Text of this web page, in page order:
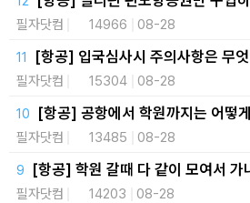
HOT
필자닷컴 14966 08-28
[항공] 입국심사시 주의사항은 무
필자닷컴 15304 08-28
[항공] 공항에서 학원까지는 어떻
필자닷컴 13485 08-28
[항공] 학원 갈때 다 같이 모여서 가
필자닷컴 14203 08-28